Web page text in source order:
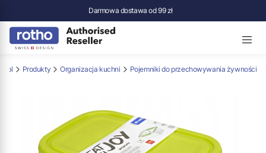
Darmowa dostawa od 99 zł
Produkty Organizacja kuchni Pojemniki do przechowywania żywności